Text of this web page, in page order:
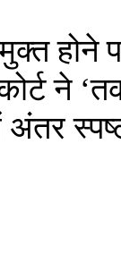
ने
अंतर